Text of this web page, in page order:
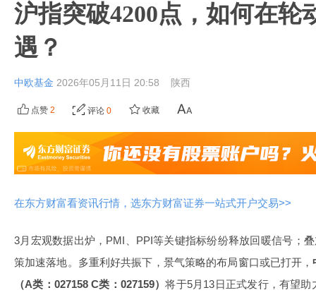
沪指突破4200点，如何在轮
遇？
中欧基金 2026年05月11日 20:58 陕西
点赞 2 评论 0 收藏
在东方财富看资讯行情，选东方财富证券一站式开户交易>>
3月宏观数据出炉，PMI、PPI等关键指标纷纷释放回暖信号；
策加速落地。多重利好共振下，景气策略的布局窗口或已打开，
（A类：027158 C类：027159）将于5月13日正式发行，有望